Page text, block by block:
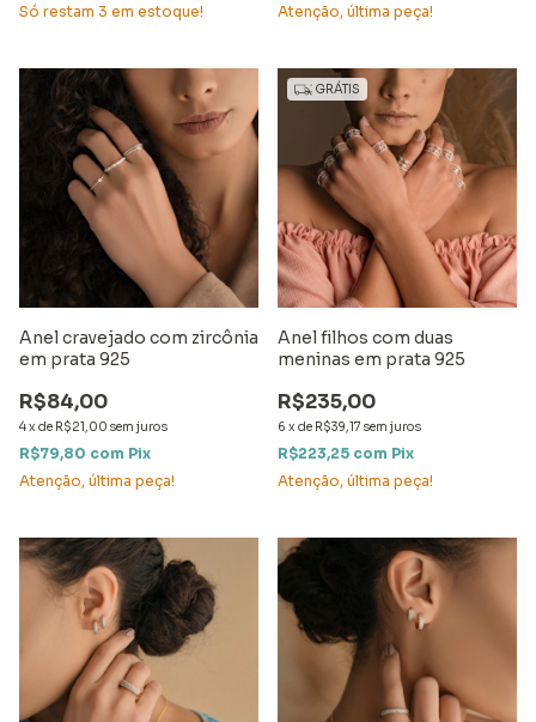
Só restam 3 em estoque!
Atenção, última peça!
Anel cravejado com zircônia
em prata 925
R$84,00
4x de R$21,00 sem juros
R$79,80 com Pix
Atenção, última peça!
GRÁTIS
Anel filhos com duas
meninas em prata 925
R$235,00
6 x de R$39,17 sem juros
R$223,25 com Pix
Atenção, última peça!